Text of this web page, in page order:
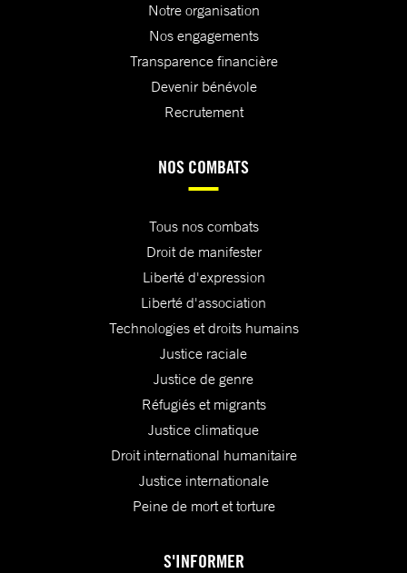
Notre organisation
Nos engagements
Transparence financière
Devenir bénévole
Recrutement
NOS COMBATS
Tous nos combats
Droit de manifester
Liberté d'expression
Liberté d'association
Technologies et droits humains
Justice raciale
Justice de genre
Réfugiés et migrants
Justice climatique
Droit international humanitaire
Justice internationale
Peine de mort et torture
S'INFORMER